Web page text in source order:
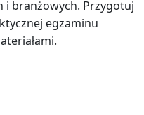
i branżowych. Przygotuj
egzaminu